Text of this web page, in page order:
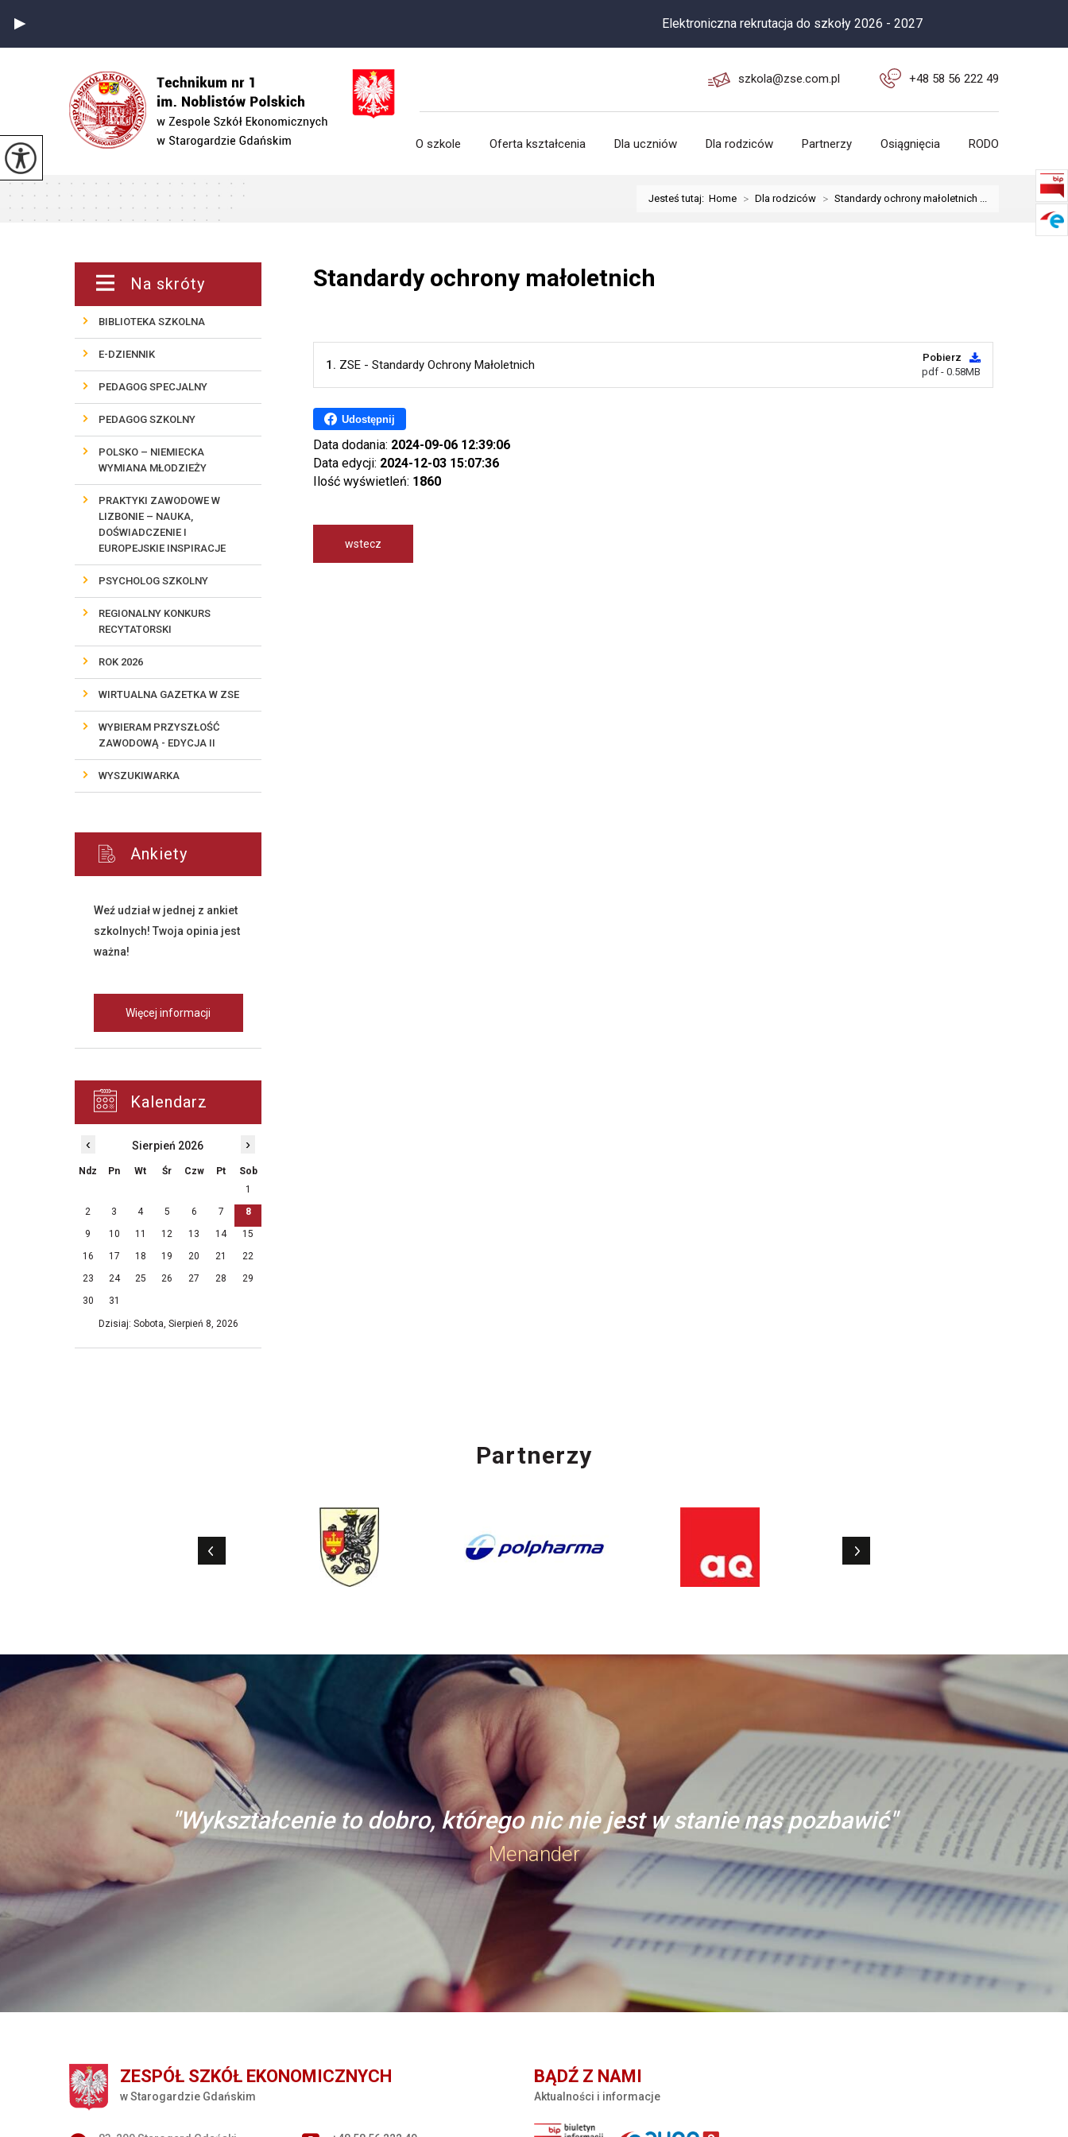
Elektroniczna rekrutacja do szkoły 2026 - 2027
szkola@zse.com.pl +48 58 56 222 49
O szkole Oferta kształcenia Dla uczniów Dla rodziców Partnerzy Osiągnięcia RODO
Jesteś tutaj: Home > Dla rodziców > Standardy ochrony małoletnich ...
Standardy ochrony małoletnich
1. ZSE - Standardy Ochrony Małoletnich
Pobierz
pdf - 0.58MB
Udostępnij
Data dodania: 2024-09-06 12:39:06
Data edycji: 2024-12-03 15:07:36
Ilość wyświetleń: 1860
wstecz
Na skróty
BIBLIOTEKA SZKOLNA
E-DZIENNIK
PEDAGOG SPECJALNY
PEDAGOG SZKOLNY
POLSKO – NIEMIECKA
WYMIANA MŁODZIEŻY
PRAKTYKI ZAWODOWE W
LIZBONIE – NAUKA,
DOŚWIADCZENIE I
EUROPEJSKIE INSPIRACJE
PSYCHOLOG SZKOLNY
REGIONALNY KONKURS
RECYTATORSKI
ROK 2026
WIRTUALNA GAZETKA W ZSE
WYBIERAM PRZYSZŁOŚĆ
ZAWODOWĄ - EDYCJA II
WYSZUKIWARKA
Ankiety
Weź udział w jednej z ankiet
szkolnych! Twoja opinia jest
ważna!
Więcej informacji
Kalendarz
‹ Sierpień 2026 ›
Ndz Pn Wt Śr Czw Pt
Sob
1
2
3 4 5 6 7
8
9
10 11 12 13 14
15
16
17 18 19 20 21
22
23
24 25 26 27 28
29
30
31
Dzisiaj: Sobota, Sierpień 8, 2026
Partnerzy
"Wykształcenie to dobro, którego nic nie jest w stanie nas pozbawić"
Menander
ZESPÓŁ SZKÓŁ EKONOMICZNYCH
w Starogardzie Gdańskim
BĄDŹ Z NAMI
Aktualności i informacje